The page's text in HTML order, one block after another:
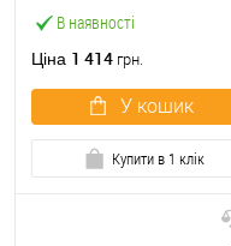
В наявності
матовий
Ціна 1 414 грн.
У кошик
Купити в 1 клік